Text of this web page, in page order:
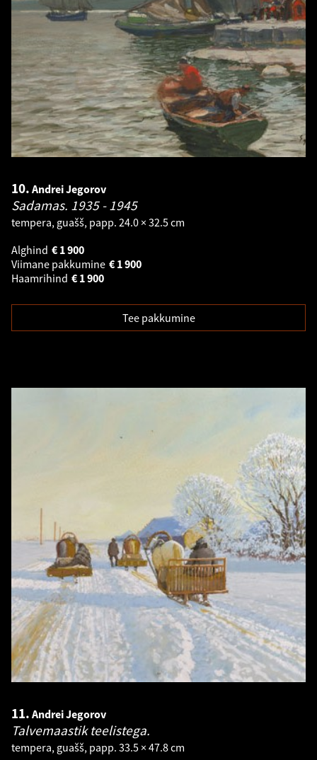
10. Andrei Jegorov
Sadamas. 1935 - 1945
tempera, guašš, papp. 24.0 × 32.5 cm
Alghind
1 900
€
Viimane pakkumine
1 900
€
Haamrihind
1 900
€
Tee pakkumine
11. Andrei Jegorov
Talvemaastik teelistega.
tempera, guašš, papp. 33.5 × 47.8 cm